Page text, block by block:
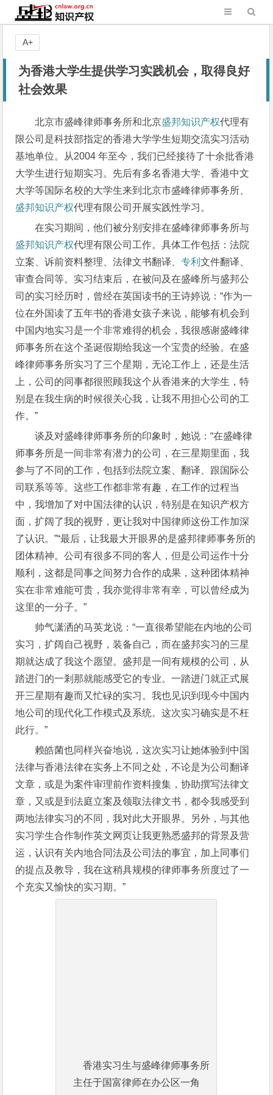
为香港大学生提供学习实践机会，取得良好
社会效果
北京市盛峰律师事务所和北京盛邦知识产权代理有
限公司是科技部指定的香港大学学生短期交流实习活动
基地单位。从2004 年至今，我们已经接待了十余批香港
大学生进行短期实习。先后有多名香港大学、香港中文
大学等国际名校的大学生来到北京市盛峰律师事务所、
盛邦知识产权代理有限公司开展实践性学习。
在实习期间，他们被分别安排在盛峰律师事务所与
盛邦知识产权代理有限公司工作。具体工作包括：法院
立案、诉前资料整理、法律文书翻译、专利文件翻译、
审查合同等。实习结束后，在被问及在盛峰所与盛邦公
司的实习经历时，曾经在英国读书的王诗婷说：“作为一
位在外国读了五年书的香港女孩子来说，能够有机会到
中国内地实习是一个非常难得的机会，我很感谢盛峰律
师事务所在这个圣诞假期给我这一个宝贵的经验。在盛
峰律师事务所实习了三个星期，无论工作上，还是生活
上，公司的同事都很照顾我这个从香港来的大学生，特
别是在我生病的时候很关心我，让我不用担心公司的工
作。”
谈及对盛峰律师事务所的印象时，她说：“在盛峰律
师事务所是一间非常有潜力的公司，在三星期里面，我
参与了不同的工作，包括到法院立案、翻译、跟国际公
司联系等等。这些工作都非常有趣，在工作的过程当
中，我增加了对中国法律的认识，特别是在知识产权方
面，扩阔了我的视野，更让我对中国律师这份工作加深
了认识。”“最后，让我最大开眼界的是盛邦律师事务所的
团体精神。公司有很多不同的客人，但是公司运作十分
顺利，这都是同事之间努力合作的成果，这种团体精神
实在非常难能可贵，我亦觉得非常有幸，可以曾经成为
这里的一分子。”
帅气潇洒的马英龙说：“一直很希望能在内地的公司
实习，扩阔自己视野，装备自己，而在盛邦实习的三星
期就达成了我这个愿望。盛邦是一间有规模的公司，从
踏进门的一剎那就能感受它的专业。一踏进门就正式展
开三星期有趣而又忙碌的实习。我也见识到现今中国内
地公司的现代化工作模式及系统。这次实习确实是不枉
此行。”
赖皓菌也同样兴奋地说，这次实习让她体验到中国
法律与香港法律在实务上不同之处，不论是为公司翻译
文章，或是为案件审理前作资料搜集，协助撰写法律文
章，又或是到法庭立案及领取法律文书，都令我感受到
两地法律实习的不同，我对此大开眼界。另外，与其他
实习学生合作制作英文网页让我更熟悉盛邦的背景及营
运，认识有关内地合同法及公司法的事宜，加上同事们
的提点及教导，我在这稍具规模的律师事务所度过了一
个充实又愉快的实习期。”
香港实习生与盛峰律师事务所
主任于国富律师在办公区一角
A+